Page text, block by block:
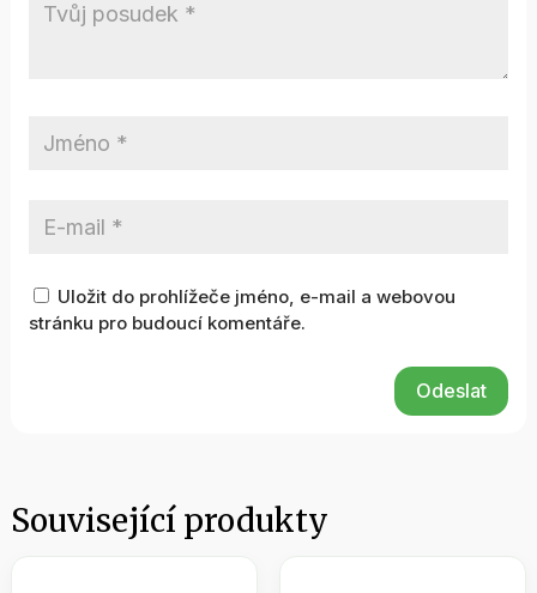
Uložit do prohlížeče jméno, e-mail a webovou
stránku pro budoucí komentáře.
Odeslat
Související produkty